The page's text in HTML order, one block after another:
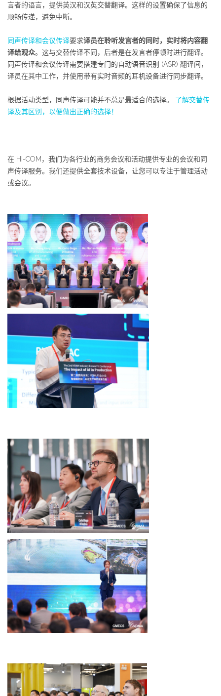
言者的语言，提供英汉和汉英交替翻译。这样的设置确保了信息的
顺畅传递，避免中断。
同声传译和会议传译要求译员在聆听发言者的同时，实时将内容翻
译给观众。这与交替传译不同，后者是在发言者停顿时进行翻译。
同声传译和会议传译需要搭建专门的自动语音识别 (ASR) 翻译间，
译员在其中工作，并使用带有实时音频的耳机设备进行同步翻译。
根据活动类型，同声传译可能并不总是最适合的选择。 了解交替传
译及其区别，以便做出正确的选择！
在 HI-COM，我们为各行业的商务会议和活动提供专业的会议和同
声传译服务。我们还提供全套技术设备，让您可以专注于管理活动
或会议。